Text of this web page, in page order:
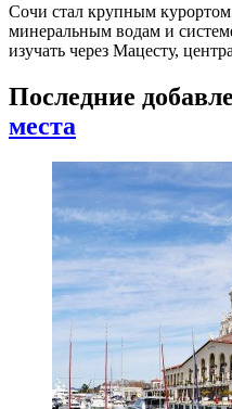
Сочи стал крупным курортом
минеральным водам и
изучать через Мацесту,
Последние
места